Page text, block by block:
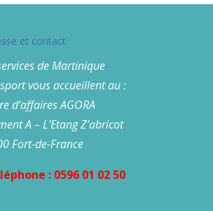
et contact
de Martinique
vous accueillent au :
d’affaires AGORA
A – L’Etang Z’abricot
Fort-de-France
: 0596 01 02 50